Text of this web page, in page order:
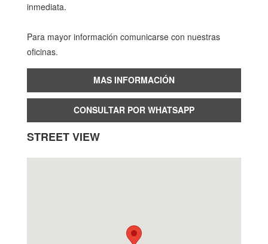
inmediata.
Para mayor información comunicarse con nuestras
oficinas.
MAS INFORMACIÓN
CONSULTAR POR WHATSAPP
STREET VIEW